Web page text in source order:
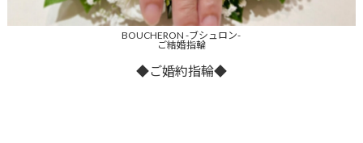
BOUCHERON -ブシュロン-
ご結婚指輪
◆ご婚約指輪◆